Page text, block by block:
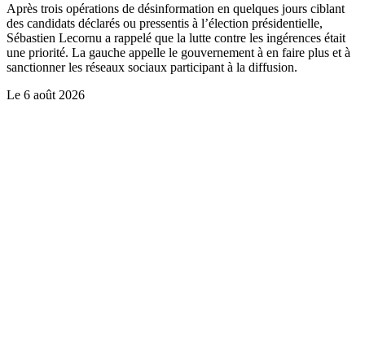
Après trois opérations de désinformation en quelques jours ciblant
des candidats déclarés ou pressentis à l’élection présidentielle,
Sébastien Lecornu a rappelé que la lutte contre les ingérences était
une priorité. La gauche appelle le gouvernement à en faire plus et à
sanctionner les réseaux sociaux participant à la diffusion.
Le 6 août 2026